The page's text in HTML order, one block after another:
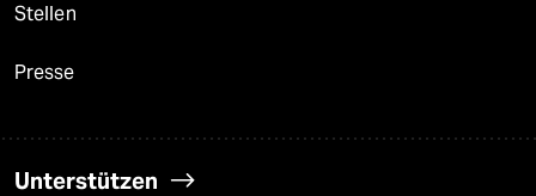
Stellen
Presse
Unterstützen